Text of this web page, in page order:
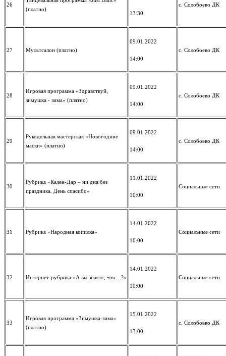
26
(платно)
13:30
с. Солобоево ДК
27 Мультсалон (платно)
09.01.2022
14:00
с. Солобоево ДК
28
Игровая программа «Здравствуй,
зимушка - зима» (платно)
09.01.2022
14:00
с. Солобоево ДК
29
Рукодельная мастерская «Новогодние
маски» (платно)
09.01.2022
14:00
с. Солобоево ДК
30
Рубрика «Кален-Дар – ни дня без
праздника. День спасибо»
11.01.2022
10:00
Социальные сети
31 Рубрика «Народная копилка»
14.01.2022
10:00
Социальные сети
32 Интернет-рубрика «А вы знаете, что…?»
14.01.2022
10:00
Социальные сети
33
Игровая программа «Зимушка-зима»
(платно)
15.01.2022
13:00
с. Солобоево ДК